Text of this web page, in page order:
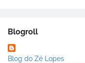
Blogroll
Blog do Zé Lopes